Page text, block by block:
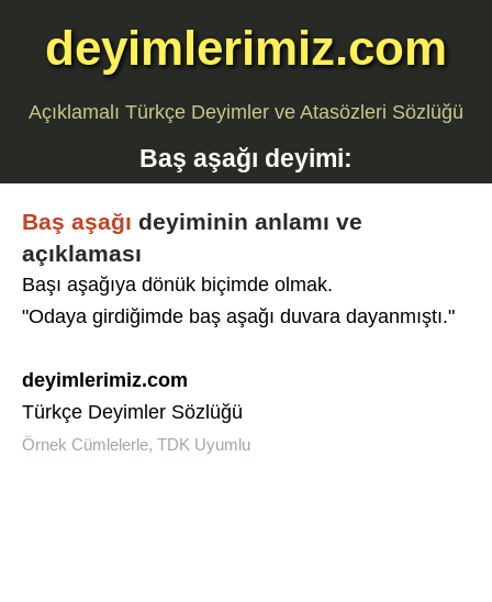
deyimlerimiz.com
Açıklamalı Türkçe Deyimler ve Atasözleri Sözlüğü
Baş aşağı deyimi:
Baş aşağı deyiminin anlamı ve
açıklaması
Başı aşağıya dönük biçimde olmak.
"Odaya girdiğimde baş aşağı duvara dayanmıştı."
deyimlerimiz.com
Türkçe Deyimler Sözlüğü
Örnek Cümlelerle, TDK Uyumlu